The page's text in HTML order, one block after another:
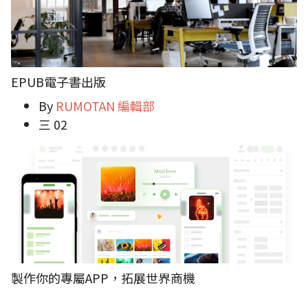
EPUB電子書出版
By RUMOTAN 編輯部
三 02
製作你的專屬APP，拓展世界商機